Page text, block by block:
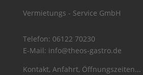
Vermietungs - Service GmbH
Telefon: 06122 70230
E-Mail: info@theos-gastro.de
Kontakt, Anfahrt, Öffnungszeiten...